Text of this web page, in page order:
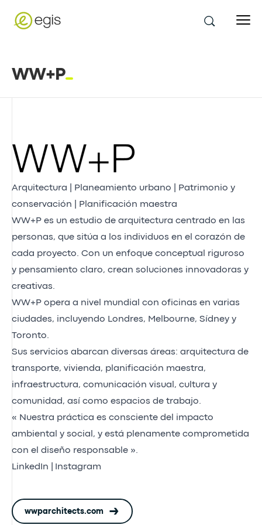
WW+P
Arquitectura | Planeamiento urbano | Patrimonio y
conservación | Planificación maestra
WW+P es un estudio de arquitectura centrado en las
personas, que sitúa a los individuos en el corazón de
cada proyecto. Con un enfoque conceptual riguroso
y pensamiento claro, crean soluciones innovadoras y
creativas.
WW+P opera a nivel mundial con oficinas en varias
ciudades, incluyendo Londres, Melbourne, Sídney y
Toronto.
Sus servicios abarcan diversas áreas: arquitectura de
transporte, vivienda, planificación maestra,
infraestructura, comunicación visual, cultura y
comunidad, así como espacios de trabajo.
« Nuestra práctica es consciente del impacto
ambiental y social, y está plenamente comprometida
con el diseño responsable ».
LinkedIn
Instagram
wwparchitects.com